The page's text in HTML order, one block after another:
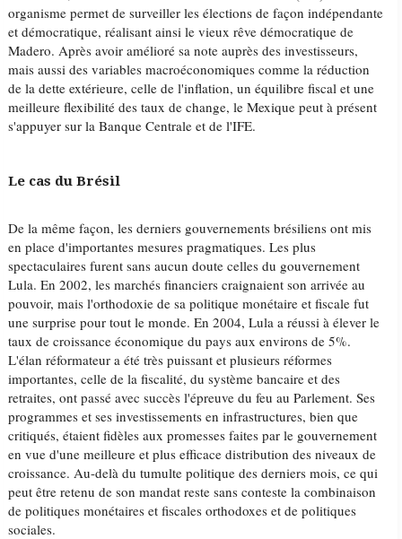
organisme permet de surveiller les élections de façon indépendante
et démocratique, réalisant ainsi le vieux rêve démocratique de
Madero. Après avoir amélioré sa note auprès des investisseurs,
mais aussi des variables macroéconomiques comme la réduction
de la dette extérieure, celle de l'inflation, un équilibre fiscal et une
meilleure flexibilité des taux de change, le Mexique peut à présent
s'appuyer sur la Banque Centrale et de l'IFE.
Le cas du Brésil
De la même façon, les derniers gouvernements brésiliens ont mis
en place d'importantes mesures pragmatiques. Les plus
spectaculaires furent sans aucun doute celles du gouvernement
Lula. En 2002, les marchés financiers craignaient son arrivée au
pouvoir, mais l'orthodoxie de sa politique monétaire et fiscale fut
une surprise pour tout le monde. En 2004, Lula a réussi à élever le
taux de croissance économique du pays aux environs de 5%.
L'élan réformateur a été très puissant et plusieurs réformes
importantes, celle de la fiscalité, du système bancaire et des
retraites, ont passé avec succès l'épreuve du feu au Parlement. Ses
programmes et ses investissements en infrastructures, bien que
critiqués, étaient fidèles aux promesses faites par le gouvernement
en vue d'une meilleure et plus efficace distribution des niveaux de
croissance. Au-delà du tumulte politique des derniers mois, ce qui
peut être retenu de son mandat reste sans conteste la combinaison
de politiques monétaires et fiscales orthodoxes et de politiques
sociales.